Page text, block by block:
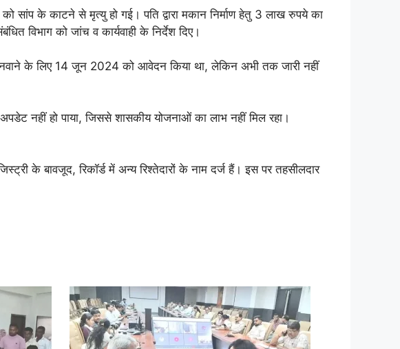
सांप के काटने से मृत्यु हो गई। पति द्वारा मकान निर्माण हेतु 3 लाख रुपये का
विभाग को जांच व कार्यवाही के निर्देश दिए।
के लिए 14 जून 2024 को आवेदन किया था, लेकिन अभी तक जारी नहीं
नहीं हो पाया, जिससे शासकीय योजनाओं का लाभ नहीं मिल रहा।
के बावजूद, रिकॉर्ड में अन्य रिश्तेदारों के नाम दर्ज हैं। इस पर तहसीलदार